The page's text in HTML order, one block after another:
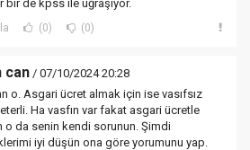
bir de kpss ile uğraşıyor.
(0) (0)
can / 07/10/2024 20:28
o. Asgari ücret almak için ise vasıfsız
Ha vasfın var fakat asgari ücretle
o da senin kendi sorunun. Şimdi
iyi düşün ona göre yorumunu yap.